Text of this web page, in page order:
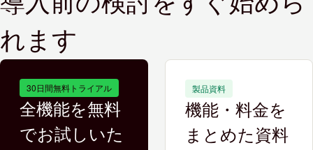
れます
30日間無料トライアル
全機能を無料
でお試しいた
製品資料
機能・料金を
まとめた資料